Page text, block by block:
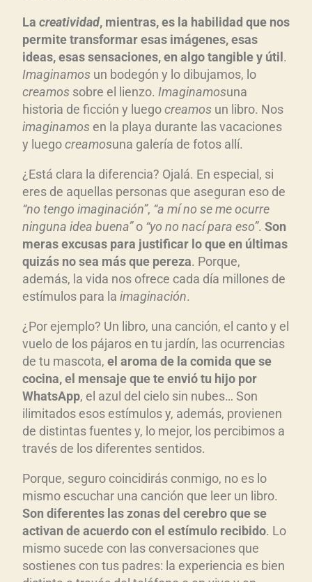
La creatividad, mientras, es la habilidad que nos
permite transformar esas imágenes, esas
ideas, esas sensaciones, en algo tangible y útil .
Imaginamos un bodegón y lo dibujamos, lo
creamos sobre el lienzo. Imaginamosuna
historia de ficción y luegocreamos un libro. Nos
imaginamos en la playa durante las vacaciones
y luegocreamosuna galería de fotos allí.
¿Está clara la diferencia? Ojalá. En especial, si
eres de aquellas personas que aseguran eso de
“no tengo imaginación”, “a mí no se me ocurre
ninguna idea buena”o “yo no nací para eso”. Son
meras excusas para justificar lo que en últimas
quizás no sea más que pereza. Porque,
además, la vida nos ofrece cada día millones de
estímulos para la imaginación.
¿Por ejemplo? Un libro, una canción, el canto y el
vuelo de los pájaros en tu jardín, las ocurrencias
de tu mascota, el aroma de la comida que se
cocina, el mensaje que te envió tu hijo por
WhatsApp, el azul del cielo sin nubes… Son
ilimitados esos estímulos y, además, provienen
de distintas fuentes y, lo mejor, los percibimos a
través de los diferentes sentidos.
Porque, seguro coincidirás conmigo, no es lo
mismo escuchar una canción que leer un libro.
Son diferentes las zonas del cerebro que se
activan de acuerdo con el estímulo recibido. Lo
mismo sucede con las conversaciones que
sostienes con tus padres: la experiencia es bien